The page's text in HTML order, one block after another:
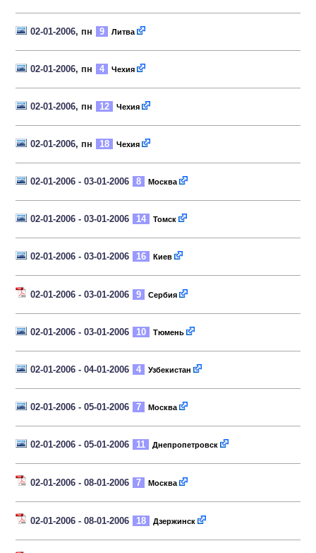
02-01-2006, пн 9 Литва
02-01-2006, пн 4 Чехия
02-01-2006, пн 12 Чехия
02-01-2006, пн 18 Чехия
02-01-2006 - 03-01-2006 8 Москва
02-01-2006 - 03-01-2006 14 Томск
02-01-2006 - 03-01-2006 16 Киев
02-01-2006 - 03-01-2006 9 Сербия
02-01-2006 - 03-01-2006 10 Тюмень
02-01-2006 - 04-01-2006 4 Узбекистан
02-01-2006 - 05-01-2006 7 Москва
02-01-2006 - 05-01-2006 11 Днепропетровск
02-01-2006 - 08-01-2006 7 Москва
02-01-2006 - 08-01-2006 18 Дзержинск